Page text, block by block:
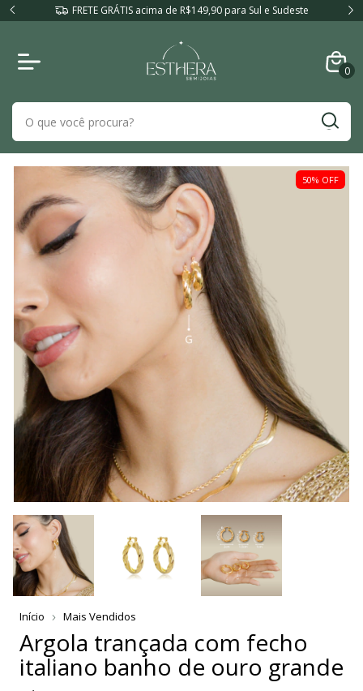
FRETE GRÁTIS acima de R$149,90 para Sul e Sudeste
0
50% OFF
Início Mais Vendidos
Argola trançada com fecho
italiano banho de ouro grande